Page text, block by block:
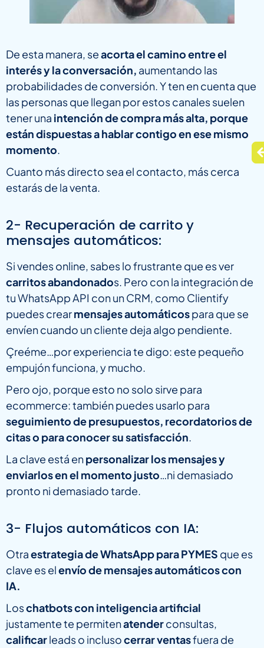
De esta manera, seacorta el camino entre el
interés y la conversación, aumentando las
probabilidades de conversión. Y ten en cuenta que
las personas que llegan por estos canales suelen
tener una intención de compra más alta, porque
están dispuestas a hablar contigo en ese mismo
momento.
Cuanto más directo sea el contacto, más cerca
estarás de la venta.
2- Recuperación de carrito y
mensajes automáticos:
Si vendes online, sabes lo frustrante que es ver
carritos abandonados. Pero con la integración de
tu WhatsApp API con un CRM, como Clientify
puedes crearmensajes automáticospara que se
envíen cuando un cliente deja algo pendiente.
Çreéme…por experiencia te digo: este pequeño
empujón funciona, y mucho.
Pero ojo, porque esto no solo sirve para
ecommerce: también puedes usarlo para
seguimiento de presupuestos, recordatorios de
citas o para conocer su satisfacción.
La clave está enpersonalizar los mensajes y
enviarlos en el momento justo…ni demasiado
pronto ni demasiado tarde.
3- Flujos automáticos con IA:
Otraestrategia de WhatsApp para PYMES que es
clave es elenvío de mensajes automáticos con
IA.
Loschatbots con inteligencia artificial
justamente te permitenatenderconsultas,
calificarleads o inclusocerrar ventasfuera de